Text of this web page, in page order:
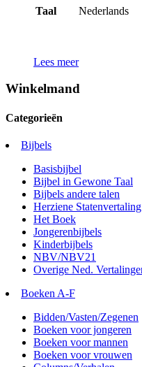
Taal Nederlands
Lees meer
Winkelmand
Categorieën
Bijbels
Basisbijbel
Bijbel in Gewone Taal
Bijbels andere talen
Herziene Statenvertaling
Het Boek
Jongerenbijbels
Kinderbijbels
NBV/NBV21
Overige Ned.
Boeken A-F
Bidden/Vasten/Zegenen
Boeken voor jongeren
Boeken voor mannen
Boeken voor vrouwen